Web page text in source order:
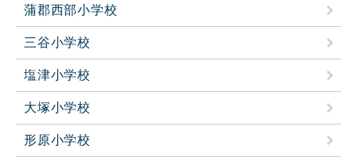
蒲郡西部小学校
三谷小学校
塩津小学校
大塚小学校
形原小学校